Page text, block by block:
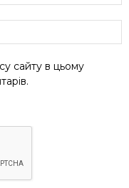
сайту в цьому